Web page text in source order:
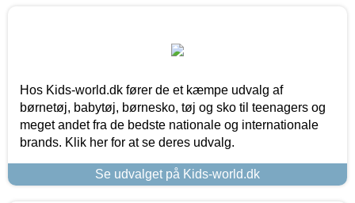
Hos Kids-world.dk fører de et kæmpe udvalg af
børnetøj, babytøj, børnesko, tøj og sko til teenagers og
meget andet fra de bedste nationale og internationale
brands. Klik her for at se deres udvalg.
Se udvalget på Kids-world.dk